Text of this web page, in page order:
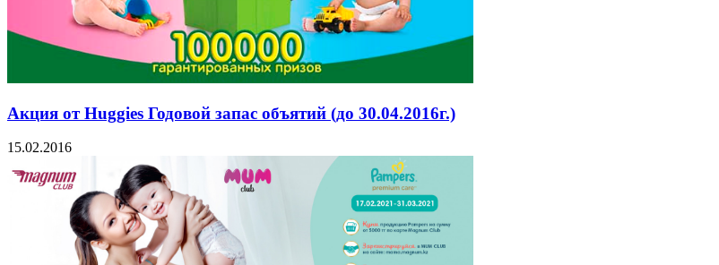
Акция от Huggies Годовой запас объятий (до 30.04.2016г.)
15.02.2016